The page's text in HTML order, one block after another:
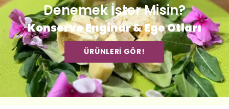
Denemek İster Misin?
Konserve Enginar & Ege Otları
ÜRÜNLERİ GÖR!